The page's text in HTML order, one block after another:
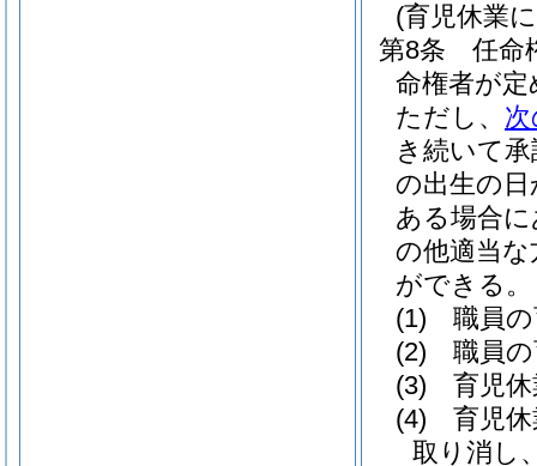
(育児休業
第8条
任命
命権者が
ただし、
き続いて
の出生の日
ある場合
の他適当
ができる。
(1)
職員
(2)
職員
(3)
育児
(4)
育児
取り消し